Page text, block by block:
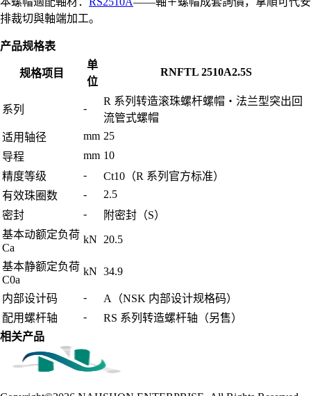
排裁切與軸端加工。
产品规格表
规格项目
单
位
RNFTL 2510A2.5S
系列 -
R 系列转造滚珠螺杆螺帽・法兰型突出回
流管式螺帽
适用轴径
mm 25
导程
mm 10
精度等级
-
Ct10（R 系列官方标准）
有效珠圈数
-
2.5
密封
-
附密封（S）
基本动额定负荷
Ca
kN 20.5
基本静额定负荷
C0a
kN 34.9
内部设计码 -
A（NSK 内部设计规格码）
配用螺杆轴
-
RS 系列转造螺杆轴（另售）
相关产品